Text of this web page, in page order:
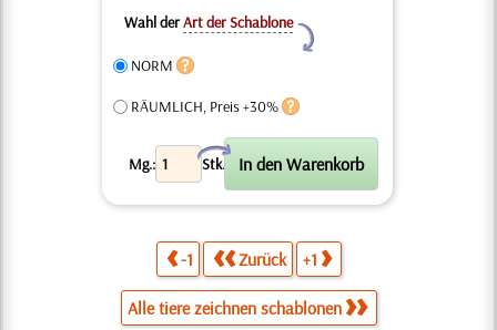
Wahl derArt der Schablone
Y
NORM
RÄUMLICH, Preis +30%
Mg.: Stk.
X
-1 Zurück +1
Alle tiere zeichnen schablonen